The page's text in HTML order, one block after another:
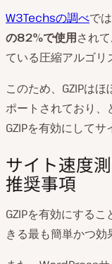
W3Techsの調べで
の82%で使用され
ている圧縮アルゴリ
このため、GZIPは
ポートされており、
GZIPを有効にしてサ
サイト速度
推奨事項
GZIPを有効にする
きる最も簡単かつ効